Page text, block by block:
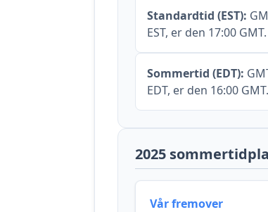
Standardtid (EST):
EST, er den 17:00 GMT.
Sommertid (EDT):
EDT, er den 16:00 GMT.
2025
Vår fremover